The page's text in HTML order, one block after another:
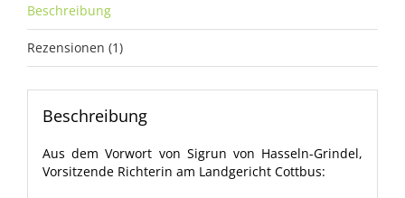
auf
Menge
Beschreibung
Rezensionen (1)
Beschreibung
Aus dem Vorwort von Sigrun von Hasseln-Grindel,
Vorsitzende Richterin am Landgericht Cottbus: